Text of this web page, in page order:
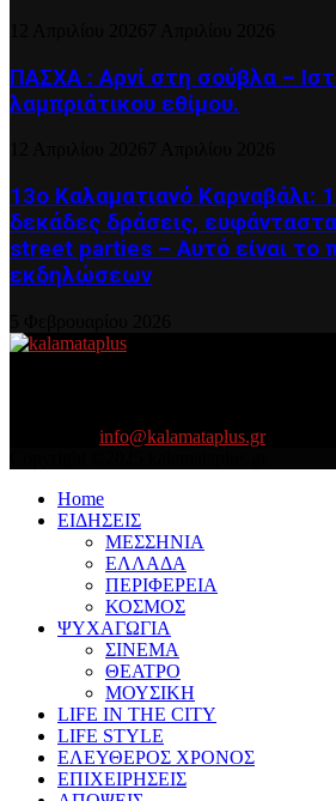
ΠΑΣΧΑ : Αρνί στη σούβλα –
λαμπριάτικου εθίμου.
13ο Καλαματιανό Καρναβάλι:
δεκάδες δράσεις,
street parties – Αυτό είναι το
εκδηλώσεων
info@kalamataplus.gr
Home
ΕΙΔΗΣΕΙΣ
ΜΕΣΣΗΝΙΑ
ΕΛΛΑΔΑ
ΠΕΡΙΦΕΡΕΙΑ
ΚΟΣΜΟΣ
ΨΥΧΑΓΩΓΙΑ
ΣΙΝΕΜΑ
ΘΕΑΤΡΟ
ΜΟΥΣΙΚΗ
LIFE IN THE CITY
LIFE STYLE
ΕΛΕΥΘΕΡΟΣ ΧΡΟΝΟΣ
ΕΠΙΧΕΙΡΗΣΕΙΣ